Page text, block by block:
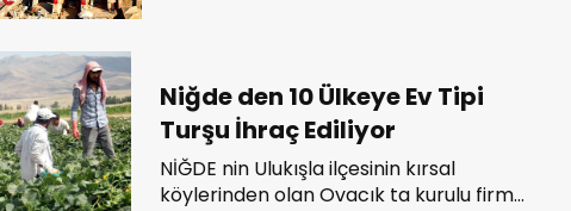
Niğde den 10 Ülkeye Ev Tipi
Turşu İhraç Ediliyor
NİĞDE nin Ulukışla ilçesinin kırsal
köylerinden olan Ovacık ta kurulu firma,